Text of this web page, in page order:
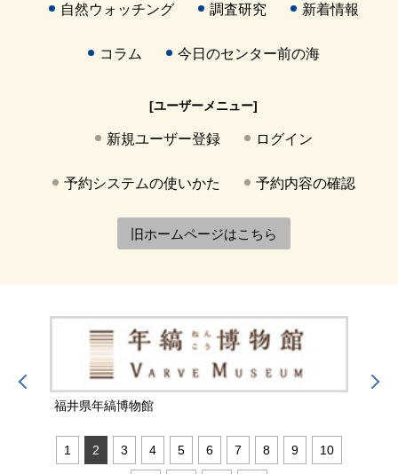
自然ウォッチング 調査研究 新着情報
コラム 今日のセンター前の海
[ユーザーメニュー]
新規ユーザー登録 ログイン
予約システムの使いかた 予約内容の確認
旧ホームページはこちら
福井県年縞博物館
1 2 3 4 5 6 7 8 9 10